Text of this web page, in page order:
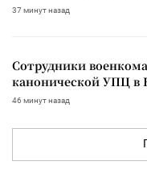
37 минут назад
Сотрудники
канонической УПЦ в
46 минут назад